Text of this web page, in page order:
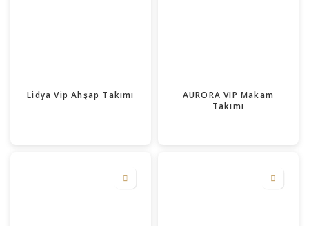
Lidya Vip Ahşap Takımı
AURORA VIP Makam
Takımı